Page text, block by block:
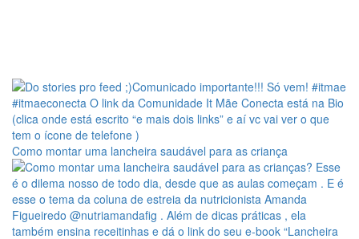
Como montar uma lancheira saudável para as criança